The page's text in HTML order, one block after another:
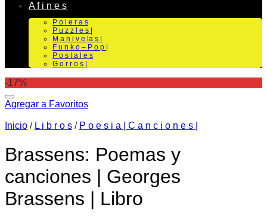
A f i n e s
P o l e r a s
P u z z l e s |
M a n i v e la s |
F u n k o – P o p |
P o s t a l e s
G o r r o s |
-17%
Agregar a Favoritos
Inicio / L i b r o s / P o e s i a | C a n c i o n e s |
Brassens: Poemas y
canciones | Georges
Brassens | Libro